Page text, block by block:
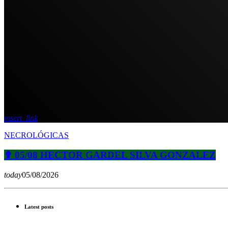
insert_link
NECROLÓGICAS
✟ 05/08 HECTOR GARDEL SILVA GONZALEZ
today05/08/2026
Latest posts